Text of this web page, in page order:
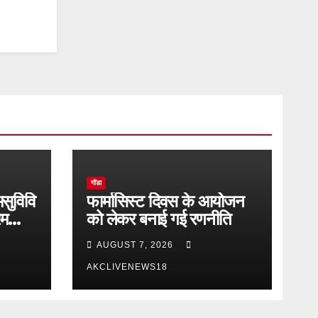
गोंडा
फार्मासिस्ट दिवस के आयोजन
को लेकर बनाई गई रणनीति
AUGUST 7, 2026
AKCLIVENEWS18